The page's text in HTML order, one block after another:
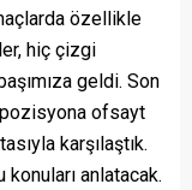
özellikle
hiç çizgi
geldi. Son
ofsayt
karşılaştık.
anlatacak.